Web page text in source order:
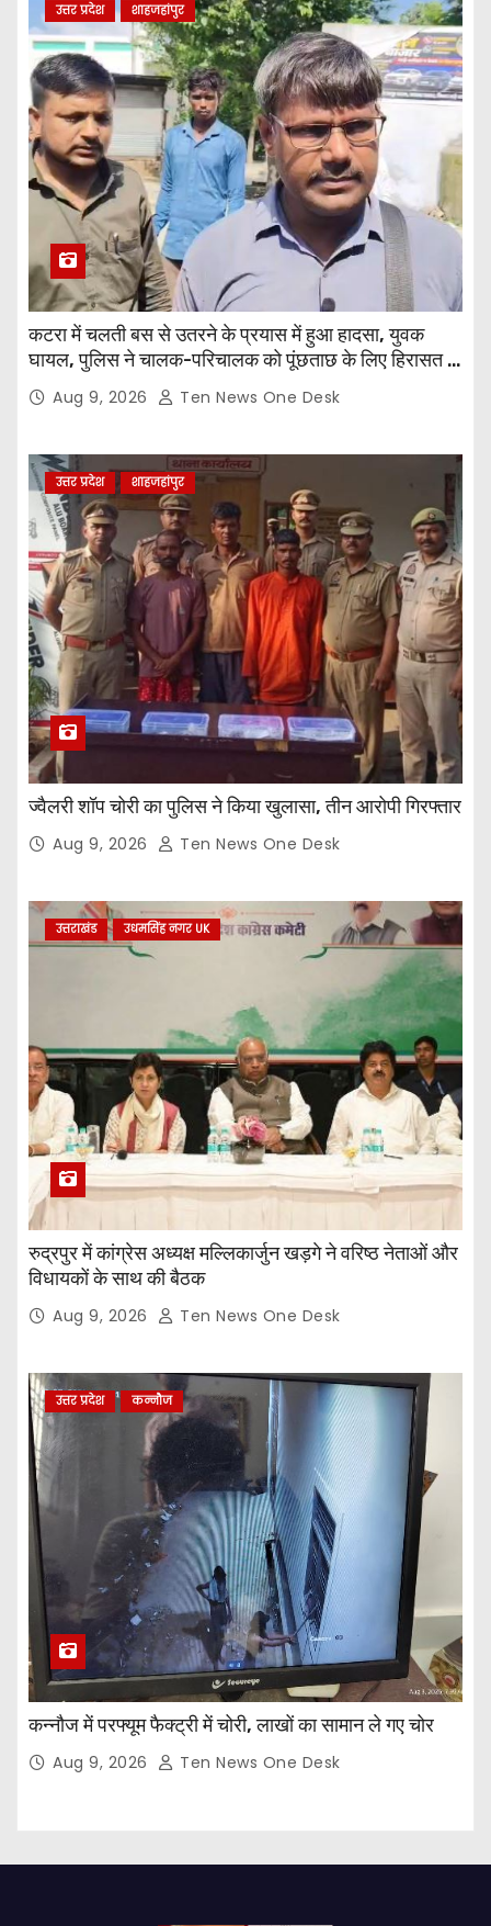
उत्तर प्रदेश शाहजहांपुर
कटरा में चलती बस से उतरने के प्रयास में हुआ हादसा, युवक
घायल, पुलिस ने चालक-परिचालक को पूंछताछ के लिए हिरासत में
लियाAug 9, 2026 Ten News One Desk
उत्तर प्रदेश शाहजहांपुर
ज्वैलरी शॉप चोरी का पुलिस ने किया खुलासा, तीन आरोपी गिरफ्तार
Aug 9, 2026 Ten News One Desk
उत्तराखंड उधमसिंह नगर UK
रुद्रपुर में कांग्रेस अध्यक्ष मल्लिकार्जुन खड़गे ने वरिष्ठ नेताओं और
विधायकों के साथ की बैठक
Aug 9, 2026 Ten News One Desk
उत्तर प्रदेश कन्नौज
कन्नौज में परफ्यूम फैक्ट्री में चोरी, लाखों का सामान ले गए चोर
Aug 9, 2026 Ten News One Desk